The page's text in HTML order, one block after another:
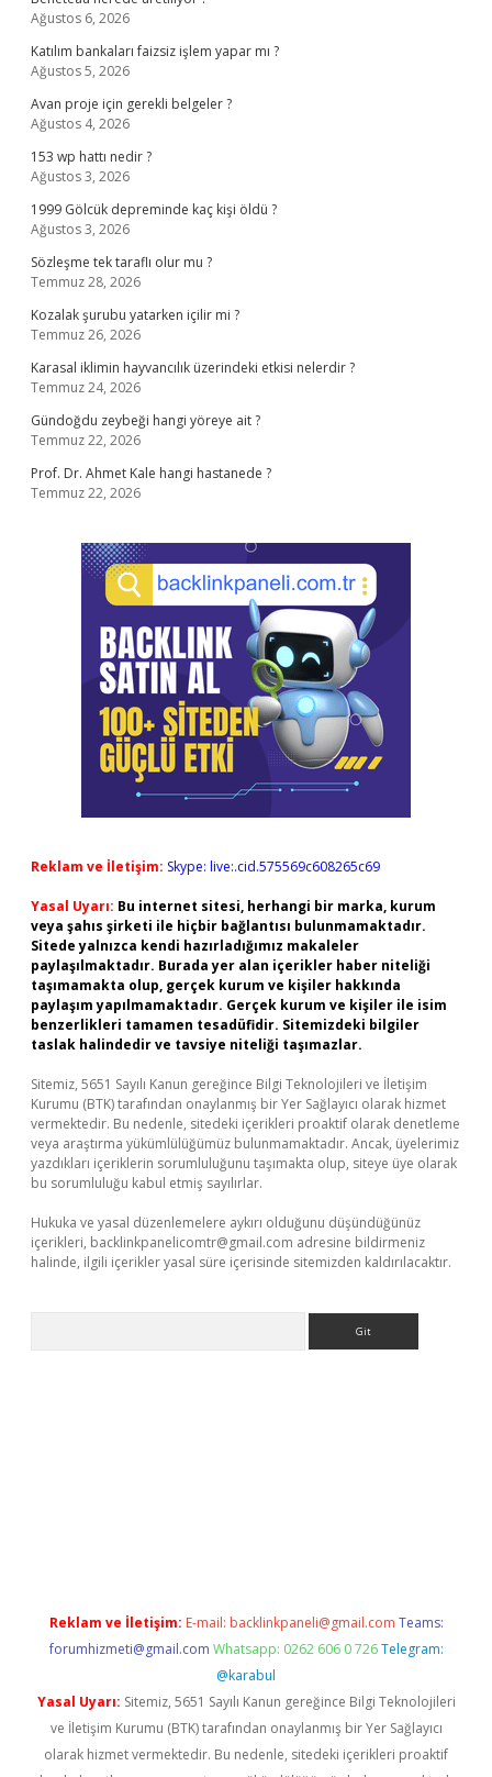
Ağustos 6, 2026
Katılım bankaları faizsiz işlem yapar mı ?
Ağustos 5, 2026
Avan proje için gerekli belgeler ?
Ağustos 4, 2026
153 wp hattı nedir ?
Ağustos 3, 2026
1999 Gölcük depreminde kaç kişi öldü ?
Ağustos 3, 2026
Sözleşme tek taraflı olur mu ?
Temmuz 28, 2026
Kozalak şurubu yatarken içilir mi ?
Temmuz 26, 2026
Karasal iklimin hayvancılık üzerindeki etkisi nelerdir ?
Temmuz 24, 2026
Gündoğdu zeybeği hangi yöreye ait ?
Temmuz 22, 2026
Prof. Dr. Ahmet Kale hangi hastanede ?
Temmuz 22, 2026
Reklam ve İletişim: Skype: live:.cid.575569c608265c69
Yasal Uyarı: Bu internet sitesi, herhangi bir marka, kurum
veya şahıs şirketi ile hiçbir bağlantısı bulunmamaktadır.
Sitede yalnızca kendi hazırladığımız makaleler
paylaşılmaktadır. Burada yer alan içerikler haber niteliği
taşımamakta olup, gerçek kurum ve kişiler hakkında
paylaşım yapılmamaktadır. Gerçek kurum ve kişiler ile isim
benzerlikleri tamamen tesadüfidir. Sitemizdeki bilgiler
taslak halindedir ve tavsiye niteliği taşımazlar.
Sitemiz, 5651 Sayılı Kanun gereğince Bilgi Teknolojileri ve İletişim
Kurumu (BTK) tarafından onaylanmış bir Yer Sağlayıcı olarak hizmet
vermektedir. Bu nedenle, sitedeki içerikleri proaktif olarak denetleme
veya araştırma yükümlülüğümüz bulunmamaktadır. Ancak, üyelerimiz
yazdıkları içeriklerin sorumluluğunu taşımakta olup, siteye üye olarak
bu sorumluluğu kabul etmiş sayılırlar.
Hukuka ve yasal düzenlemelere aykırı olduğunu düşündüğünüz
içerikleri, backlinkpanelicomtr@gmail.com adresine bildirmeniz
halinde, ilgili içerikler yasal süre içerisinde sitemizden kaldırılacaktır.
Reklam ve İletişim: E-mail: backlinkpaneli@gmail.com Teams:
forumhizmeti@gmail.com Whatsapp: 0262 606 0 726 Telegram:
@karabul
Yasal Uyarı: Sitemiz, 5651 Sayılı Kanun gereğince Bilgi Teknolojileri
ve İletişim Kurumu (BTK) tarafından onaylanmış bir Yer Sağlayıcı
olarak hizmet vermektedir. Bu nedenle, sitedeki içerikleri proaktif